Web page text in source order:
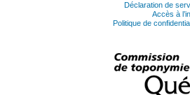
Déclaration de
Accès à
Politique de